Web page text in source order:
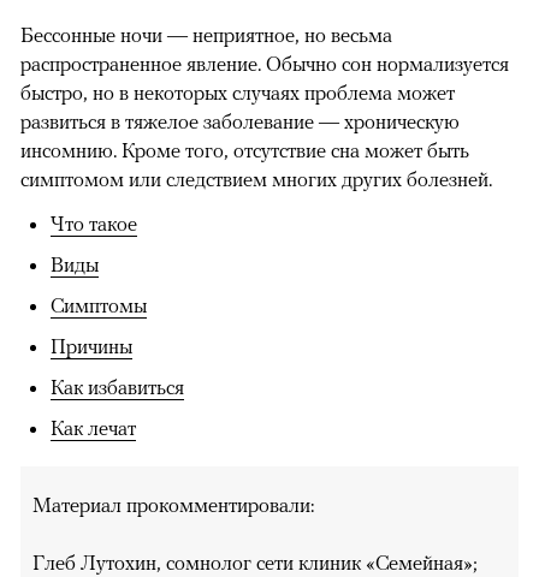
Бессонные ночи — неприятное, но весьма
распространенное явление. Обычно сон нормализуется
быстро, но в некоторых случаях проблема может
развиться в тяжелое заболевание — хроническую
инсомнию. Кроме того, отсутствие сна может быть
симптомом или следствием многих других болезней.
Что такое
Виды
Симптомы
Причины
Как избавиться
Как лечат
Материал прокомментировали:
Глеб Лутохин, сомнолог сети клиник «Семейная»;